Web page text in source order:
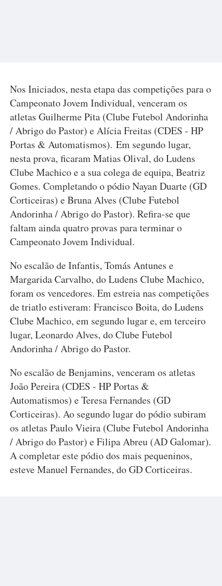
Nos Iniciados, nesta etapa das competições para o
Campeonato Jovem Individual, venceram os
atletas Guilherme Pita (Clube Futebol Andorinha
/ Abrigo do Pastor) e Alícia Freitas (CDES - HP
Portas & Automatismos). Em segundo lugar,
nesta prova, ficaram Matias Olival, do Ludens
Clube Machico e a sua colega de equipa, Beatriz
Gomes. Completando o pódio Nayan Duarte (GD
Corticeiras) e Bruna Alves (Clube Futebol
Andorinha / Abrigo do Pastor). Refira-se que
faltam ainda quatro provas para terminar o
Campeonato Jovem Individual.
No escalão de Infantis, Tomás Antunes e
Margarida Carvalho, do Ludens Clube Machico,
foram os vencedores. Em estreia nas competições
de triatlo estiveram: Francisco Boita, do Ludens
Clube Machico, em segundo lugar e, em terceiro
lugar, Leonardo Alves, do Clube Futebol
Andorinha / Abrigo do Pastor.
No escalão de Benjamins, venceram os atletas
João Pereira (CDES - HP Portas &
Automatismos) e Teresa Fernandes (GD
Corticeiras). Ao segundo lugar do pódio subiram
os atletas Paulo Vieira (Clube Futebol Andorinha
/ Abrigo do Pastor) e Filipa Abreu (AD Galomar).
A completar este pódio dos mais pequeninos,
esteve Manuel Fernandes, do GD Corticeiras.